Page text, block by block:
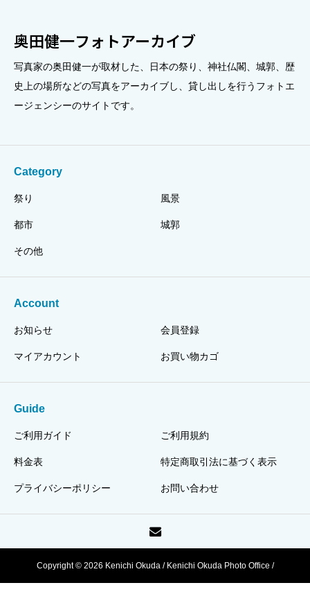
奥田健一フォトアーカイブ
写真家の奥田健一が取材した、日本の祭り、神社仏閣、城郭、歴
史上の場所などの写真をアーカイブし、貸し出しを行うフォトエ
ージェンシーのサイトです。
Category
祭り 風景
都市 城郭
その他
Account
お知らせ 会員登録
マイアカウント お買い物カゴ
Guide
ご利用ガイド ご利用規約
料金表 特定商取引法に基づく表示
プライバシーポリシー お問い合わせ
Copyright © 2026 Kenichi Okuda / Kenichi Okuda Photo Office /